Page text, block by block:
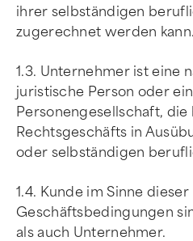
ihrer selbständigen
zugerechnet werden kann.
1.3. Unternehmer ist eine
juristische Person oder
Personengesellschaft, die
Rechtsgeschäfts in
oder selbständigen
1.4. Kunde im Sinne dieser
Geschäftsbedingungen
als auch Unternehmer.